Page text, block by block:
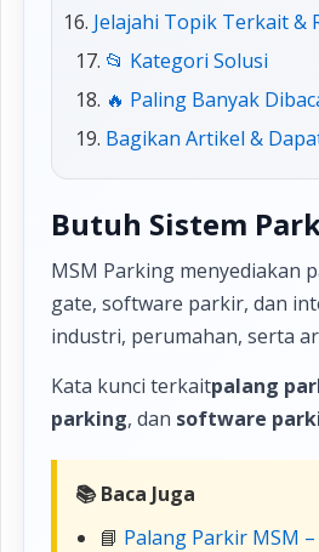
Jelajahi Topik Terkait &
📂 Kategori Solusi
🔥 Paling Banyak
Bagikan Artikel &
Butuh Sistem
MSM Parking menyediakan
gate, software parkir, dan
industri, perumahan, serta
Kata kunci terkaitpalang
parking, dan software
📚 Baca Juga
📘 Palang Parkir MSM